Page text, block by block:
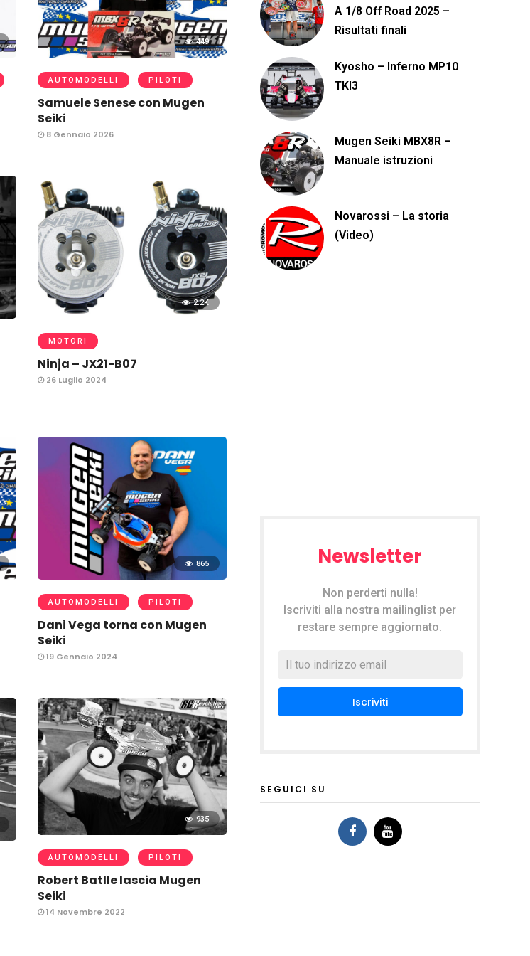
449
AUTOMODELLI PILOTI
Samuele Senese con Mugen
Seiki
8 Gennaio 2026
2.2K
MOTORI
Ninja – JX21-B07
26 Luglio 2024
865
AUTOMODELLI PILOTI
Dani Vega torna con Mugen
Seiki
19 Gennaio 2024
935
AUTOMODELLI PILOTI
Robert Batlle lascia Mugen
Seiki
14 Novembre 2022
A 1/8 Off Road 2025 –
Risultati finali
Kyosho – Inferno MP10
TKI3
Mugen Seiki MBX8R –
Manuale istruzioni
Novarossi – La storia
(Video)
Newsletter
Non perderti nulla!
Iscriviti alla nostra mailinglist per
restare sempre aggiornato.
SEGUICI SU